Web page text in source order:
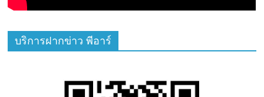
บริการฝากข่าว พีอาร์